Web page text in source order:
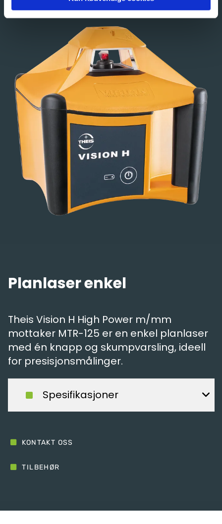
Planlaser enkel
Theis Vision H High Power m/mm
mottaker MTR-125 er en enkel planlaser
med én knapp og skumpvarsling, ideell
for presisjonsmålinger.
Spesifikasjoner
KONTAKT OSS
TILBEHØR